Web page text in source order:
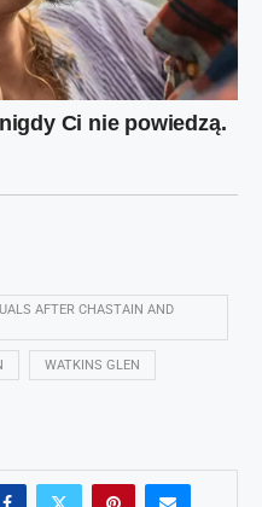
AFTER CHASTAIN AND
WATKINS GLEN